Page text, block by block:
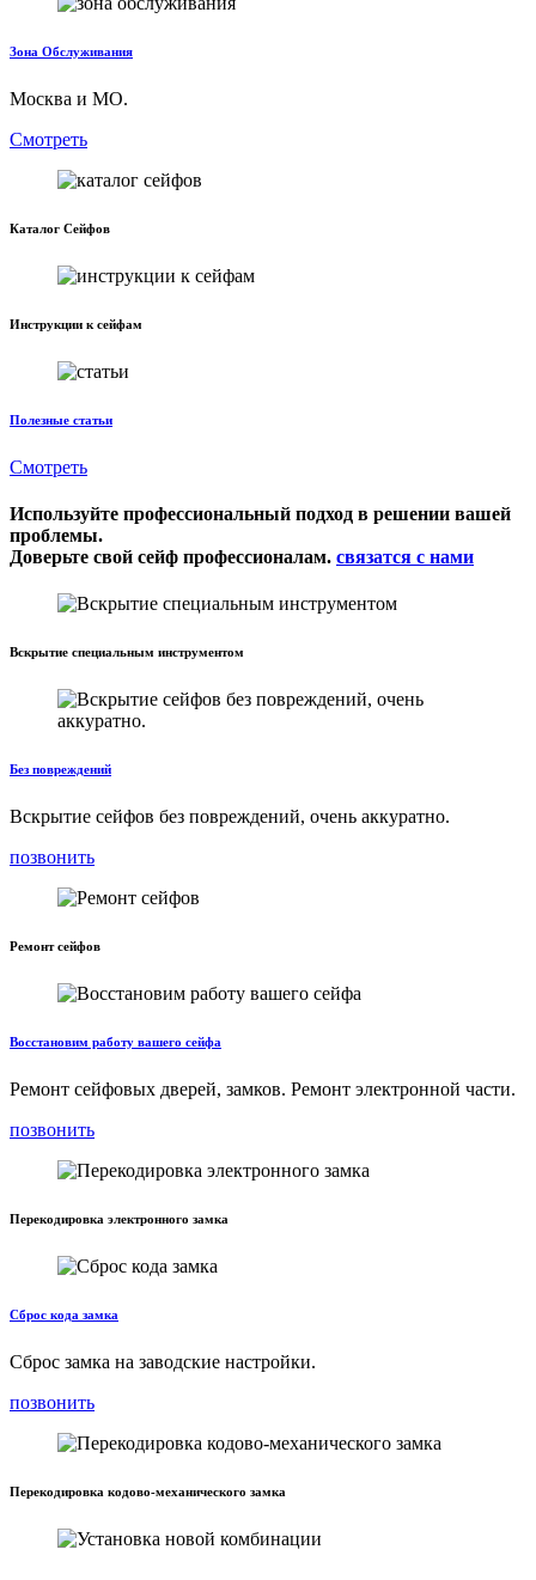
Зона Обслуживания
Москва и МО.
Смотреть
Каталог Сейфов
Инструкции к сейфам
Полезные статьи
Смотреть
Используйте профессиональный подход в решении вашей
проблемы.
Доверьте свой сейф профессионалам. связатся с нами
Вскрытие специальным инструментом
Без повреждений
Вскрытие сейфов без повреждений, очень аккуратно.
позвонить
Ремонт сейфов
Восстановим работу вашего сейфа
Ремонт сейфовых дверей, замков. Ремонт электронной части.
позвонить
Перекодировка электронного замка
Сброс кода замка
Сброс замка на заводские настройки.
позвонить
Перекодировка кодово-механического замка